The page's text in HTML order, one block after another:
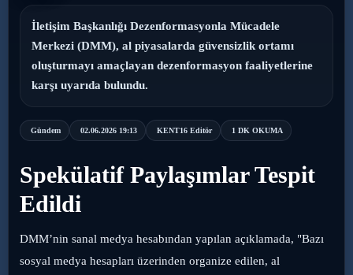
Sağlık
İletişim Başkanlığı Dezenformasyonla Mücadele
Merkezi (DMM), al piyasalarda güvensizlik ortamı
oluşturmayı amaçlayan dezenformasyon faaliyetlerine
karşı uyarıda bulundu.
Gündem 02.06.2026 19:13 KENT16 Editör 1 DK OKUMA
Spekülatif Paylaşımlar Tespit
Edildi
DMM’nin sanal medya hesabından yapılan açıklamada, "Bazı
sosyal medya hesapları üzerinden organize edilen, al